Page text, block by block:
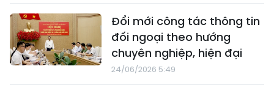
Đổi mới công tác thông tin
đối ngoại theo hướng
chuyên nghiệp, hiện đại
24/06/2026 5:49